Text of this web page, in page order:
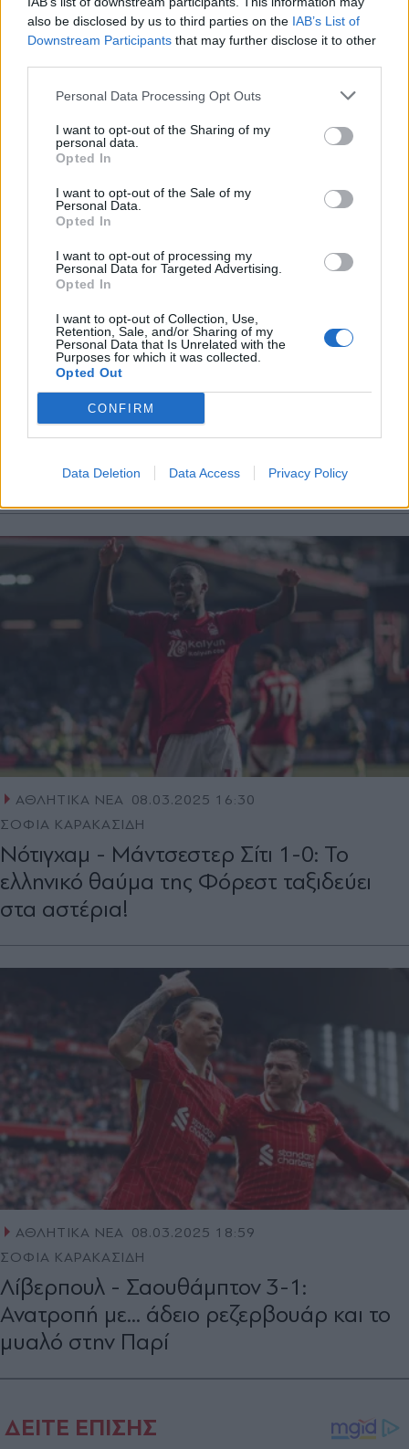
also be disclosed by us to third parties on the IAB’s List of
Downstream Participants that may further disclose it to other
Personal Data Processing Opt Outs
I want to opt-out of the Sharing of my
personal data.
Opted In
I want to opt-out of the Sale of my
Personal Data.
Opted In
I want to opt-out of processing my
Personal Data for Targeted Advertising.
Opted In
I want to opt-out of Collection, Use,
Retention, Sale, and/or Sharing of my
Personal Data that Is Unrelated with the
Purposes for which it was collected.
Opted Out
CONFIRM
Data Deletion Data Access Privacy Policy
ΣΧΕΤΙΚΗ ΕΙΔΗΣΕΟΓΡΑΦΙΑ
ΑΘΛΗΤΙΚΑ ΝΕΑ 07.03.2025 18:20
ΧΑΡΑΛΑΜΠΟΣ ΜΑΝΙΑΤΗΣ
Μπάγερν Μονάχου: Παρά τους πολλούς
"μνηστήρες" ο Κίμιχ φαίνεται πως θα
Βαυαρούς
ΑΘΛΗΤΙΚΑ ΝΕΑ 08.03.2025 16:30
ΣΟΦΙΑ ΚΑΡΑΚΑΣΙΔΗ
Νότιγχαμ - Μάντσεστερ Σίτι 1-0: Το
ελληνικό θαύμα της Φόρεστ ταξιδεύει
στα αστέρια!
ΑΘΛΗΤΙΚΑ ΝΕΑ 08.03.2025 18:59
ΣΟΦΙΑ ΚΑΡΑΚΑΣΙΔΗ
Λίβερπουλ - Σαουθάμπτον 3-1:
Ανατροπή με... άδειο ρεζερβουάρ και το
μυαλό στην Παρί
Εγγραφή στο newsletter
Αποδέχομαι τους
και την πολιτική απορρήτου
X